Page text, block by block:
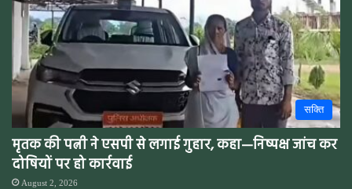
सक्ति
मृतक की पत्नी ने एसपी से लगाई गुहार, कहा—निष्पक्ष जांच कर
दोषियों पर हो कार्रवाई
August 2, 2026